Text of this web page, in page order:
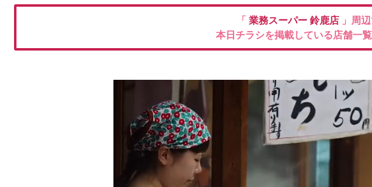
「 業務スーパー 鈴鹿店 」周
本日チラシを掲載している店舗一覧